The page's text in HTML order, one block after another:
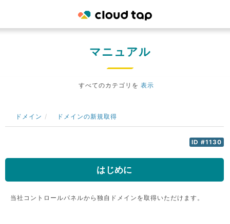
マニュアル
すべてのカテゴリを 表示
ドメイン ドメインの新規取得
ID #1130
はじめに
当社コントロールパネルから独自ドメインを取得いただけます。